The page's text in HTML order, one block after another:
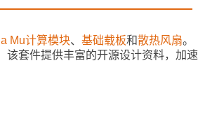
Mu计算模块、 基础载板和散热风扇。
套件提供丰富的开源设计资料，加速